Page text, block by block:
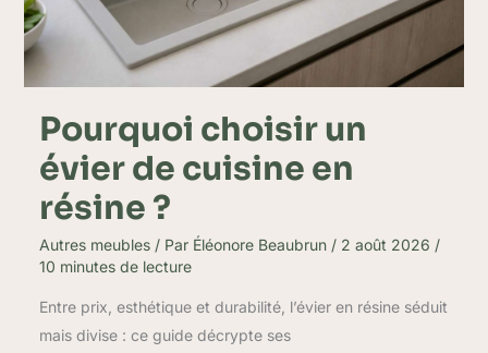
Pourquoi choisir un
évier de cuisine en
résine ?
Autres meubles/ Par Éléonore Beaubrun / 2 août 2026 /
10 minutes de lecture
Entre prix, esthétique et durabilité, l’évier en résine séduit
mais divise : ce guide décrypte ses